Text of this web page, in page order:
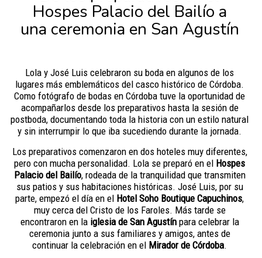
Hospes Palacio del Bailío a
una ceremonia en San Agustín
Lola y José Luis celebraron su boda en algunos de los
lugares más emblemáticos del casco histórico de Córdoba.
Como fotógrafo de bodas en Córdoba tuve la oportunidad de
acompañarlos desde los preparativos hasta la sesión de
postboda, documentando toda la historia con un estilo natural
y sin interrumpir lo que iba sucediendo durante la jornada.
Los preparativos comenzaron en dos hoteles muy diferentes,
pero con mucha personalidad. Lola se preparó en el Hospes
Palacio del Bailío, rodeada de la tranquilidad que transmiten
sus patios y sus habitaciones históricas. José Luis, por su
parte, empezó el día en el Hotel Soho Boutique Capuchinos,
muy cerca del Cristo de los Faroles. Más tarde se
encontraron en la iglesia de San Agustínpara celebrar la
ceremonia junto a sus familiares y amigos, antes de
continuar la celebración en el Mirador de Córdoba.